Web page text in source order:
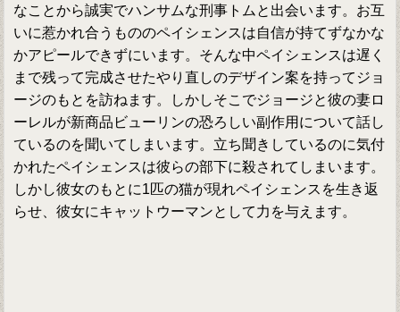
なことから誠実でハンサムな刑事トムと出会います。お互
いに惹かれ合うもののペイシェンスは自信が持てずなかな
かアピールできずにいます。そんな中ペイシェンスは遅く
まで残って完成させたやり直しのデザイン案を持ってジョ
ージのもとを訪ねます。しかしそこでジョージと彼の妻ロ
ーレルが新商品ビューリンの恐ろしい副作用について話し
ているのを聞いてしまいます。立ち聞きしているのに気付
かれたペイシェンスは彼らの部下に殺されてしまいます。
しかし彼女のもとに1匹の猫が現れペイシェンスを生き返
らせ、彼女にキャットウーマンとして力を与えます。